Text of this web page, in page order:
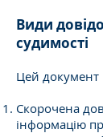
Види
судимості
Цей документ
Скорочена
інформацію